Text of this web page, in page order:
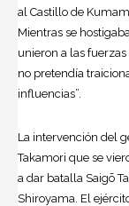
al Castillo de
Mientras se
unieron a las
no pretendía
influencias”.
La intervención del
Takamori que se
a dar batalla Saigō
Shiroyama. El